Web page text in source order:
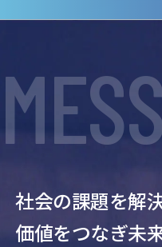
社会の課題を解決
価値をつなぎ未